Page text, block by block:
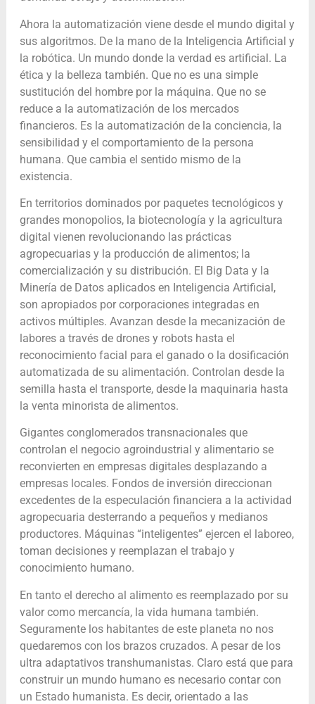
Ahora la automatización viene desde el mundo digital y
sus algoritmos. De la mano de la Inteligencia Artificial y
la robótica. Un mundo donde la verdad es artificial. La
ética y la belleza también. Que no es una simple
sustitución del hombre por la máquina. Que no se
reduce a la automatización de los mercados
financieros. Es la automatización de la conciencia, la
sensibilidad y el comportamiento de la persona
humana. Que cambia el sentido mismo de la
existencia.
En territorios dominados por paquetes tecnológicos y
grandes monopolios, la biotecnología y la agricultura
digital vienen revolucionando las prácticas
agropecuarias y la producción de alimentos; la
comercialización y su distribución. El Big Data y la
Minería de Datos aplicados en Inteligencia Artificial,
son apropiados por corporaciones integradas en
activos múltiples. Avanzan desde la mecanización de
labores a través de drones y robots hasta el
reconocimiento facial para el ganado o la dosificación
automatizada de su alimentación. Controlan desde la
semilla hasta el transporte, desde la maquinaria hasta
la venta minorista de alimentos.
Gigantes conglomerados transnacionales que
controlan el negocio agroindustrial y alimentario se
reconvierten en empresas digitales desplazando a
empresas locales. Fondos de inversión direccionan
excedentes de la especulación financiera a la actividad
agropecuaria desterrando a pequeños y medianos
productores. Máquinas “inteligentes” ejercen el laboreo,
toman decisiones y reemplazan el trabajo y
conocimiento humano.
En tanto el derecho al alimento es reemplazado por su
valor como mercancía, la vida humana también.
Seguramente los habitantes de este planeta no nos
quedaremos con los brazos cruzados. A pesar de los
ultra adaptativos transhumanistas. Claro está que para
construir un mundo humano es necesario contar con
un Estado humanista. Es decir, orientado a las